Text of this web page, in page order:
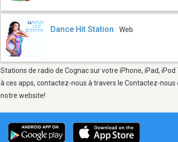
Dance Hit Station Web
Stations de radio de Cognac sur votre iPhone, iPad,
à ces apps, contactez-nous à travers le Contactez-
notre website!